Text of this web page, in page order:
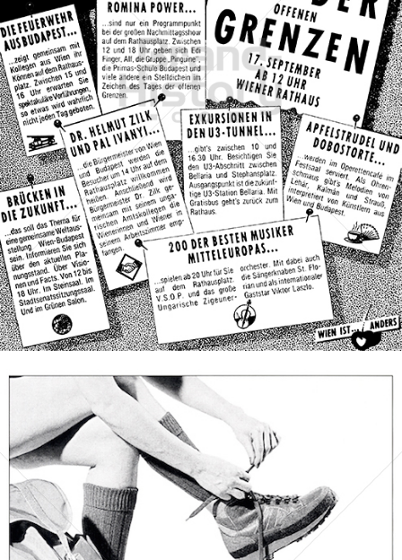
Stadt Wien STADT WIEN PID 1988
Bild-ID: 69832